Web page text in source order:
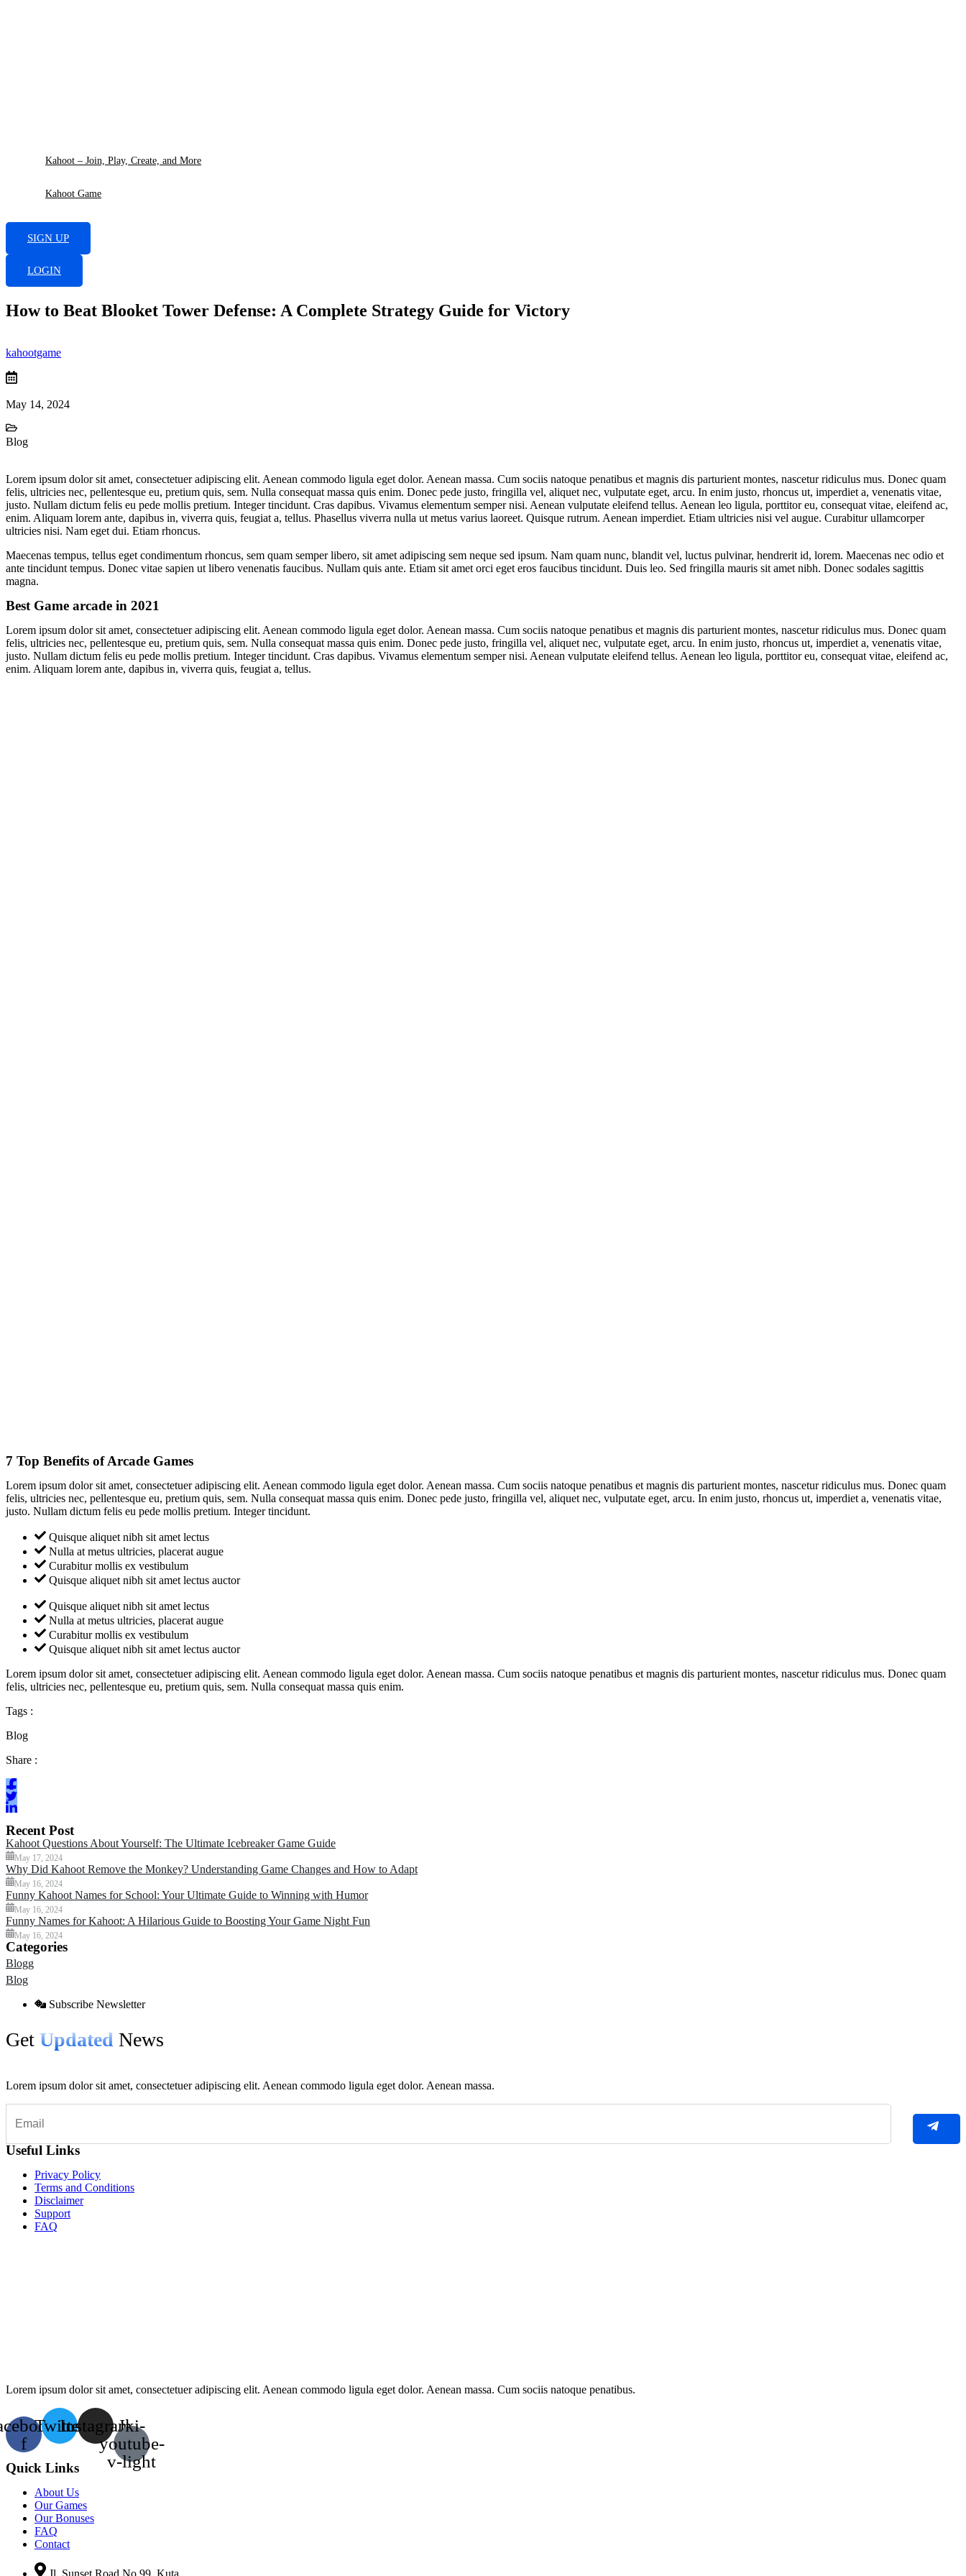
Kahoot – Join, Play, Create, and More
Kahoot Game
SIGN UP
LOGIN
How to Beat Blooket Tower Defense: A Complete Strategy Guide for Victory
kahootgame
May 14, 2024
Blog
Lorem ipsum dolor sit amet, consectetuer adipiscing elit. Aenean commodo ligula eget dolor. Aenean massa. Cum sociis natoque penatibus et magnis dis parturient montes, nascetur ridiculus mus. Donec quam
felis, ultricies nec, pellentesque eu, pretium quis, sem. Nulla consequat massa quis enim. Donec pede justo, fringilla vel, aliquet nec, vulputate eget, arcu. In enim justo, rhoncus ut, imperdiet a, venenatis vitae,
justo. Nullam dictum felis eu pede mollis pretium. Integer tincidunt. Cras dapibus. Vivamus elementum semper nisi. Aenean vulputate eleifend tellus. Aenean leo ligula, porttitor eu, consequat vitae, eleifend ac,
enim. Aliquam lorem ante, dapibus in, viverra quis, feugiat a, tellus. Phasellus viverra nulla ut metus varius laoreet. Quisque rutrum. Aenean imperdiet. Etiam ultricies nisi vel augue. Curabitur ullamcorper
ultricies nisi. Nam eget dui. Etiam rhoncus.
Maecenas tempus, tellus eget condimentum rhoncus, sem quam semper libero, sit amet adipiscing sem neque sed ipsum. Nam quam nunc, blandit vel, luctus pulvinar, hendrerit id, lorem. Maecenas nec odio et
ante tincidunt tempus. Donec vitae sapien ut libero venenatis faucibus. Nullam quis ante. Etiam sit amet orci eget eros faucibus tincidunt. Duis leo. Sed fringilla mauris sit amet nibh. Donec sodales sagittis
magna.
Best Game arcade in 2021
Lorem ipsum dolor sit amet, consectetuer adipiscing elit. Aenean commodo ligula eget dolor. Aenean massa. Cum sociis natoque penatibus et magnis dis parturient montes, nascetur ridiculus mus. Donec quam
felis, ultricies nec, pellentesque eu, pretium quis, sem. Nulla consequat massa quis enim. Donec pede justo, fringilla vel, aliquet nec, vulputate eget, arcu. In enim justo, rhoncus ut, imperdiet a, venenatis vitae,
justo. Nullam dictum felis eu pede mollis pretium. Integer tincidunt. Cras dapibus. Vivamus elementum semper nisi. Aenean vulputate eleifend tellus. Aenean leo ligula, porttitor eu, consequat vitae, eleifend ac,
enim. Aliquam lorem ante, dapibus in, viverra quis, feugiat a, tellus.
7 Top Benefits of Arcade Games
Lorem ipsum dolor sit amet, consectetuer adipiscing elit. Aenean commodo ligula eget dolor. Aenean massa. Cum sociis natoque penatibus et magnis dis parturient montes, nascetur ridiculus mus. Donec quam
felis, ultricies nec, pellentesque eu, pretium quis, sem. Nulla consequat massa quis enim. Donec pede justo, fringilla vel, aliquet nec, vulputate eget, arcu. In enim justo, rhoncus ut, imperdiet a, venenatis vitae,
justo. Nullam dictum felis eu pede mollis pretium. Integer tincidunt.
Quisque aliquet nibh sit amet lectus
Nulla at metus ultricies, placerat augue
Curabitur mollis ex vestibulum
Quisque aliquet nibh sit amet lectus auctor
Quisque aliquet nibh sit amet lectus
Nulla at metus ultricies, placerat augue
Curabitur mollis ex vestibulum
Quisque aliquet nibh sit amet lectus auctor
Lorem ipsum dolor sit amet, consectetuer adipiscing elit. Aenean commodo ligula eget dolor. Aenean massa. Cum sociis natoque penatibus et magnis dis parturient montes, nascetur ridiculus mus. Donec quam
felis, ultricies nec, pellentesque eu, pretium quis, sem. Nulla consequat massa quis enim.
Tags :
Blog
Share :
Recent Post
Kahoot Questions About Yourself: The Ultimate Icebreaker Game Guide
May 17, 2024
Why Did Kahoot Remove the Monkey? Understanding Game Changes and How to Adapt
May 16, 2024
Funny Kahoot Names for School: Your Ultimate Guide to Winning with Humor
May 16, 2024
Funny Names for Kahoot: A Hilarious Guide to Boosting Your Game Night Fun
May 16, 2024
Categories
Blogg
Blog
Subscribe Newsletter
Get Updated News
Lorem ipsum dolor sit amet, consectetuer adipiscing elit. Aenean commodo ligula eget dolor. Aenean massa.
Useful Links
Privacy Policy
Terms and Conditions
Disclaimer
Support
FAQ
Lorem ipsum dolor sit amet, consectetuer adipiscing elit. Aenean commodo ligula eget dolor. Aenean massa. Cum sociis natoque penatibus.
f
TwitterInstagramJki-
youtube-
v-light
Quick Links
About Us
Our Games
Our Bonuses
FAQ
Contact